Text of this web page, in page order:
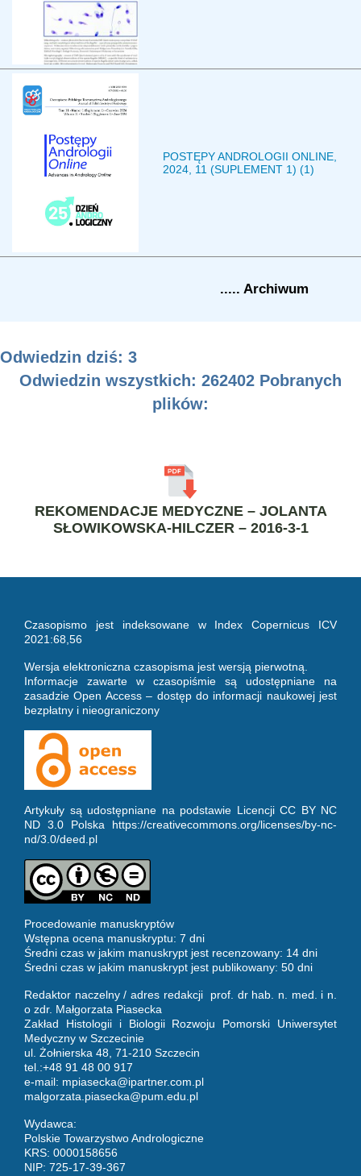
POSTĘPY ANDROLOGII ONLINE,
2024, 11 (SUPLEMENT 1) (1)
..... Archiwum
Odwiedzin dziś: 3
Odwiedzin wszystkich: 262402 Pobranych
plików:
REKOMENDACJE MEDYCZNE – JOLANTA
SŁOWIKOWSKA-HILCZER – 2016-3-1
Czasopismo jest indeksowane w Index Copernicus ICV
2021:68,56
Wersja elektroniczna czasopisma jest wersją pierwotną.
Informacje zawarte w czasopiśmie są udostępniane na
zasadzie Open Access – dostęp do informacji naukowej jest
bezpłatny i nieograniczony
Artykuły są udostępniane na podstawie Licencji CC BY NC
ND 3.0 Polska https://creativecommons.org/licenses/by-nc-
nd/3.0/deed.pl
Procedowanie manuskryptów
Wstępna ocena manuskryptu: 7 dni
Średni czas w jakim manuskrypt jest recenzowany: 14 dni
Średni czas w jakim manuskrypt jest publikowany: 50 dni
Redaktor naczelny / adres redakcji prof. dr hab. n. med. i n.
o zdr. Małgorzata Piasecka
Zakład Histologii i Biologii Rozwoju Pomorski Uniwersytet
Medyczny w Szczecinie
ul. Żołnierska 48, 71-210 Szczecin
tel.:+48 91 48 00 917
e-mail: mpiasecka@ipartner.com.pl
malgorzata.piasecka@pum.edu.pl
Wydawca:
Polskie Towarzystwo Andrologiczne
KRS: 0000158656
NIP: 725-17-39-367